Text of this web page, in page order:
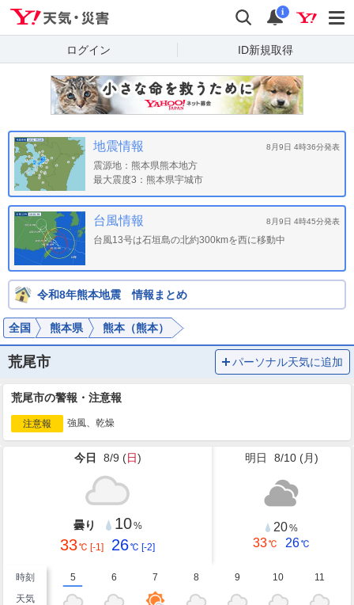
検索 通知
i
ログイン ID新規取得
地震情報 8月9日 4時36分発表
震源地： 熊本県熊本地方
最大震度3： 熊本県宇城市
台風情報 8月9日 4時45分発表
台風13号は石垣島の北約300kmを西に移動中
令和8年熊本地震 情報まとめ
全国 熊本県 熊本（熊本）
荒尾市 パーソナル天気に追加
荒尾市の警報・注意報
注意報 強風、乾燥
今日 8/9 (日)
曇り 10%
33℃ [-1] 26℃ [-2]
明日 8/10 (月)
20%
33℃ 26℃
時刻 5 6 7 8 9 10
11
天気